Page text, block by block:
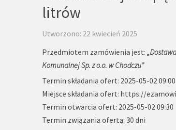
litrów
Utworzono: 22 kwiecień 2025
Przedmiotem zamówienia jest:
Komunalnej Sp. z o.o. w Chodczu”
Termin składania ofert: 2025-05-02 09:00
Miejsce składania ofert: https://
Termin otwarcia ofert: 2025-05-02 09:30
Termin związania ofertą: 30 dni